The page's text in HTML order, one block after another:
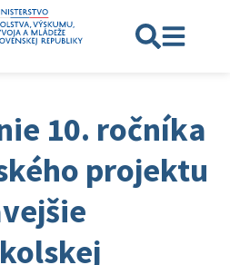
10. ročníka
projektu